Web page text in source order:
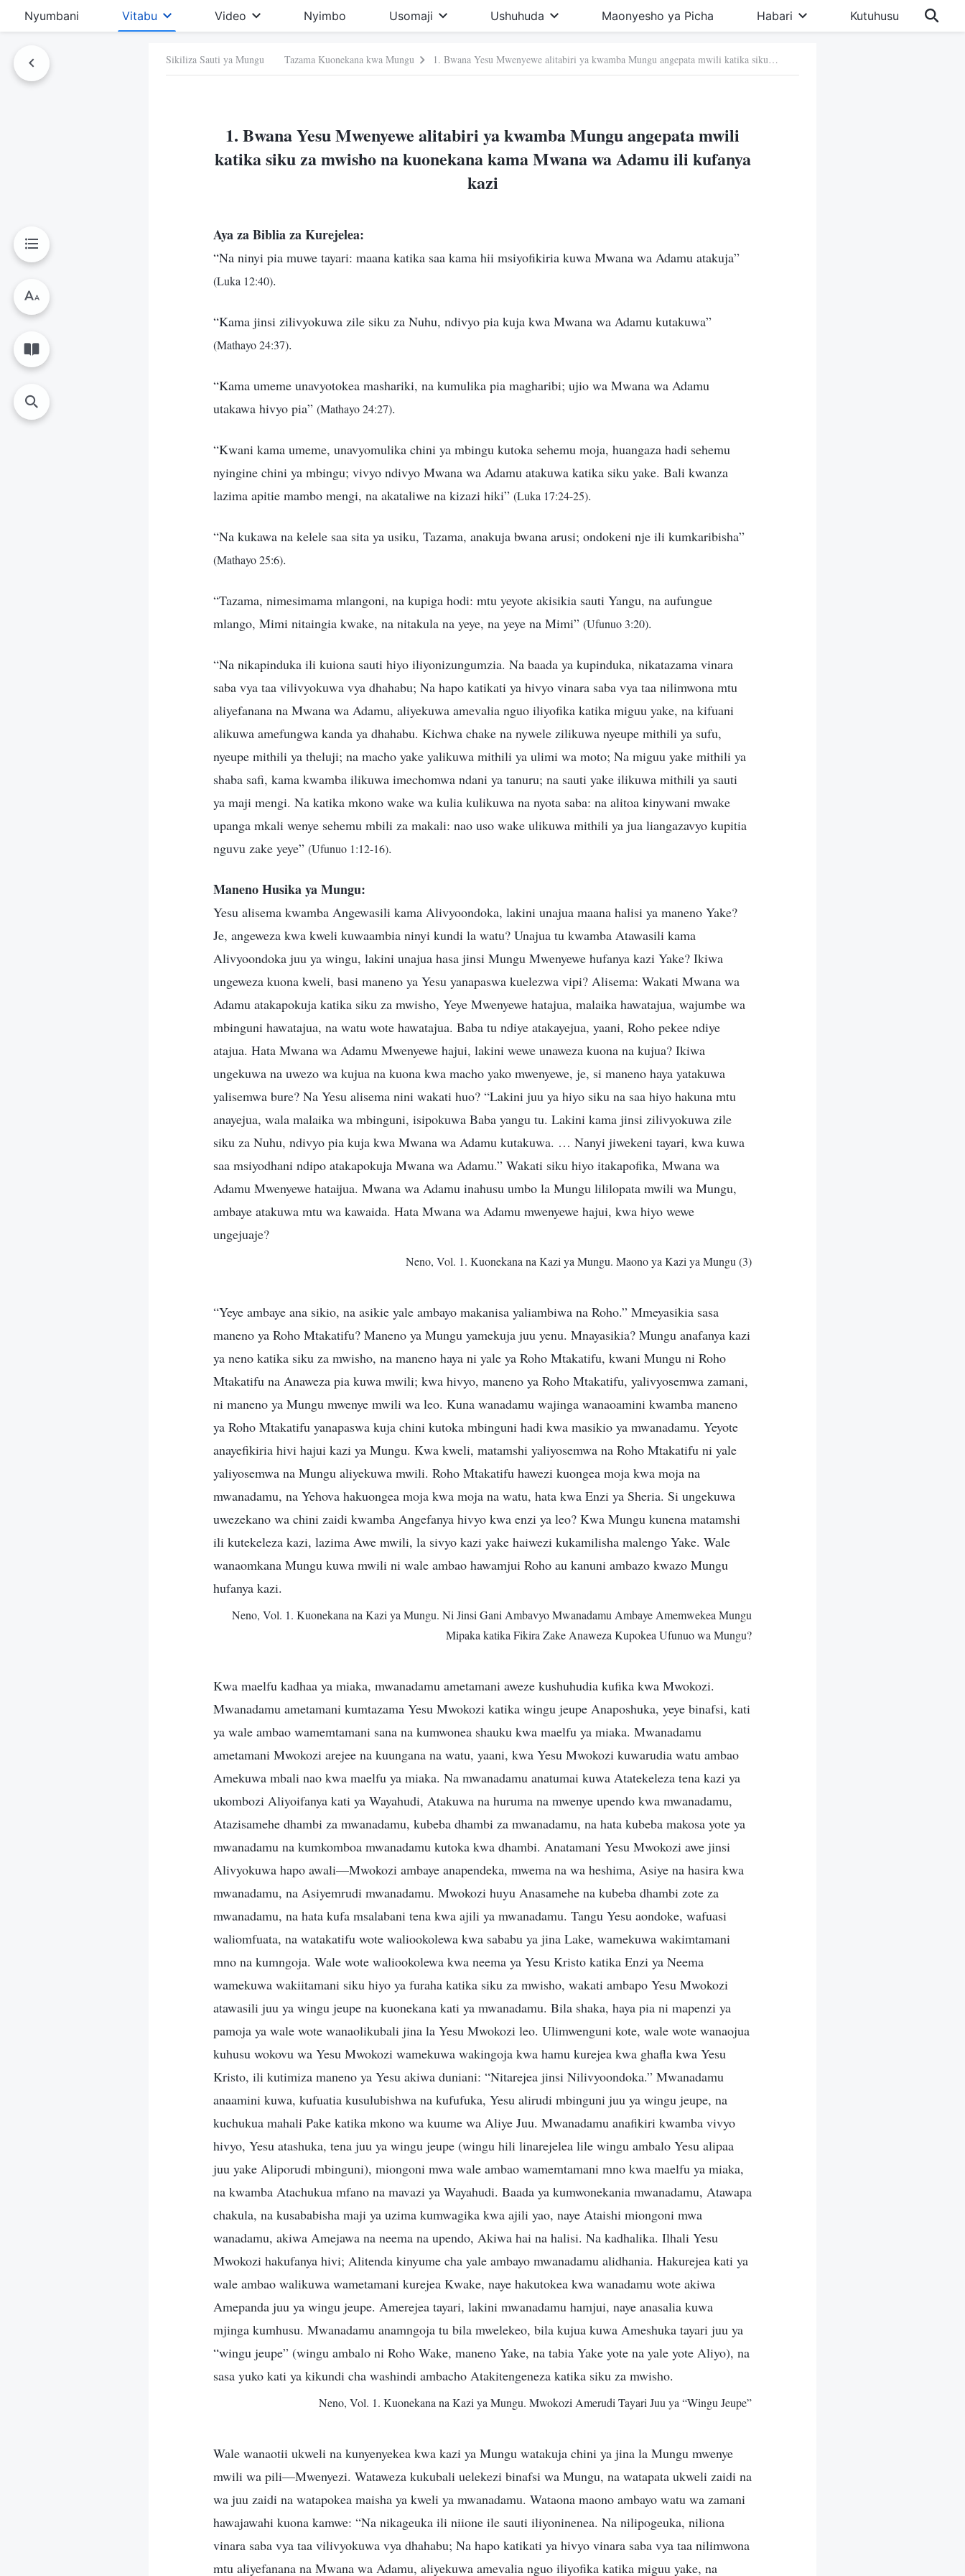
Nyumbani Vitabu Video Nyimbo Usomaji Ushuhuda Maonyesho ya Picha Habari Kutuhusu
Sikiliza Sauti ya Mungu Tazama Kuonekana kwa Mungu 1. Bwana Yesu Mwenyewe alitabiri ya kwamba Mungu angepata mwili katika siku za mwisho na kuonekana kama Mwana wa Adamu ili kufanya kazi
1. Bwana Yesu Mwenyewe alitabiri ya kwamba Mungu angepata mwili
katika siku za mwisho na kuonekana kama Mwana wa Adamu ili kufanya
kazi
Aya za Biblia za Kurejelea:
“Na ninyi pia muwe tayari: maana katika saa kama hii msiyofikiria kuwa Mwana wa Adamu atakuja”
(Luka 12:40).
“Kama jinsi zilivyokuwa zile siku za Nuhu, ndivyo pia kuja kwa Mwana wa Adamu kutakuwa”
(Mathayo 24:37).
“Kama umeme unavyotokea mashariki, na kumulika pia magharibi; ujio wa Mwana wa Adamu
utakawa hivyo pia” (Mathayo 24:27).
“Kwani kama umeme, unavyomulika chini ya mbingu kutoka sehemu moja, huangaza hadi sehemu
nyingine chini ya mbingu; vivyo ndivyo Mwana wa Adamu atakuwa katika siku yake. Bali kwanza
lazima apitie mambo mengi, na akataliwe na kizazi hiki” (Luka 17:24-25).
“Na kukawa na kelele saa sita ya usiku, Tazama, anakuja bwana arusi; ondokeni nje ili kumkaribisha”
(Mathayo 25:6).
“Tazama, nimesimama mlangoni, na kupiga hodi: mtu yeyote akisikia sauti Yangu, na aufungue
mlango, Mimi nitaingia kwake, na nitakula na yeye, na yeye na Mimi” (Ufunuo 3:20).
“Na nikapinduka ili kuiona sauti hiyo iliyonizungumzia. Na baada ya kupinduka, nikatazama vinara
saba vya taa vilivyokuwa vya dhahabu; Na hapo katikati ya hivyo vinara saba vya taa nilimwona mtu
aliyefanana na Mwana wa Adamu, aliyekuwa amevalia nguo iliyofika katika miguu yake, na kifuani
alikuwa amefungwa kanda ya dhahabu. Kichwa chake na nywele zilikuwa nyeupe mithili ya sufu,
nyeupe mithili ya theluji; na macho yake yalikuwa mithili ya ulimi wa moto; Na miguu yake mithili ya
shaba safi, kama kwamba ilikuwa imechomwa ndani ya tanuru; na sauti yake ilikuwa mithili ya sauti
ya maji mengi. Na katika mkono wake wa kulia kulikuwa na nyota saba: na alitoa kinywani mwake
upanga mkali wenye sehemu mbili za makali: nao uso wake ulikuwa mithili ya jua liangazavyo kupitia
nguvu zake yeye” (Ufunuo 1:12-16).
Maneno Husika ya Mungu:
Yesu alisema kwamba Angewasili kama Alivyoondoka, lakini unajua maana halisi ya maneno Yake?
Je, angeweza kwa kweli kuwaambia ninyi kundi la watu? Unajua tu kwamba Atawasili kama
Alivyoondoka juu ya wingu, lakini unajua hasa jinsi Mungu Mwenyewe hufanya kazi Yake? Ikiwa
ungeweza kuona kweli, basi maneno ya Yesu yanapaswa kuelezwa vipi? Alisema: Wakati Mwana wa
Adamu atakapokuja katika siku za mwisho, Yeye Mwenyewe hatajua, malaika hawatajua, wajumbe wa
mbinguni hawatajua, na watu wote hawatajua. Baba tu ndiye atakayejua, yaani, Roho pekee ndiye
atajua. Hata Mwana wa Adamu Mwenyewe hajui, lakini wewe unaweza kuona na kujua? Ikiwa
ungekuwa na uwezo wa kujua na kuona kwa macho yako mwenyewe, je, si maneno haya yatakuwa
yalisemwa bure? Na Yesu alisema nini wakati huo? “Lakini juu ya hiyo siku na saa hiyo hakuna mtu
anayejua, wala malaika wa mbinguni, isipokuwa Baba yangu tu. Lakini kama jinsi zilivyokuwa zile
siku za Nuhu, ndivyo pia kuja kwa Mwana wa Adamu kutakuwa. … Nanyi jiwekeni tayari, kwa kuwa
saa msiyodhani ndipo atakapokuja Mwana wa Adamu.” Wakati siku hiyo itakapofika, Mwana wa
Adamu Mwenyewe hataijua. Mwana wa Adamu inahusu umbo la Mungu lililopata mwili wa Mungu,
ambaye atakuwa mtu wa kawaida. Hata Mwana wa Adamu mwenyewe hajui, kwa hiyo wewe
ungejuaje?
Neno, Vol. 1. Kuonekana na Kazi ya Mungu. Maono ya Kazi ya Mungu (3)
“Yeye ambaye ana sikio, na asikie yale ambayo makanisa yaliambiwa na Roho.” Mmeyasikia sasa
maneno ya Roho Mtakatifu? Maneno ya Mungu yamekuja juu yenu. Mnayasikia? Mungu anafanya kazi
ya neno katika siku za mwisho, na maneno haya ni yale ya Roho Mtakatifu, kwani Mungu ni Roho
Mtakatifu na Anaweza pia kuwa mwili; kwa hivyo, maneno ya Roho Mtakatifu, yalivyosemwa zamani,
ni maneno ya Mungu mwenye mwili wa leo. Kuna wanadamu wajinga wanaoamini kwamba maneno
ya Roho Mtakatifu yanapaswa kuja chini kutoka mbinguni hadi kwa masikio ya mwanadamu. Yeyote
anayefikiria hivi hajui kazi ya Mungu. Kwa kweli, matamshi yaliyosemwa na Roho Mtakatifu ni yale
yaliyosemwa na Mungu aliyekuwa mwili. Roho Mtakatifu hawezi kuongea moja kwa moja na
mwanadamu, na Yehova hakuongea moja kwa moja na watu, hata kwa Enzi ya Sheria. Si ungekuwa
uwezekano wa chini zaidi kwamba Angefanya hivyo kwa enzi ya leo? Kwa Mungu kunena matamshi
ili kutekeleza kazi, lazima Awe mwili, la sivyo kazi yake haiwezi kukamilisha malengo Yake. Wale
wanaomkana Mungu kuwa mwili ni wale ambao hawamjui Roho au kanuni ambazo kwazo Mungu
hufanya kazi.
Neno, Vol. 1. Kuonekana na Kazi ya Mungu. Ni Jinsi Gani Ambavyo Mwanadamu Ambaye Amemwekea Mungu
Mipaka katika Fikira Zake Anaweza Kupokea Ufunuo wa Mungu?
Kwa maelfu kadhaa ya miaka, mwanadamu ametamani aweze kushuhudia kufika kwa Mwokozi.
Mwanadamu ametamani kumtazama Yesu Mwokozi katika wingu jeupe Anaposhuka, yeye binafsi, kati
ya wale ambao wamemtamani sana na kumwonea shauku kwa maelfu ya miaka. Mwanadamu
ametamani Mwokozi arejee na kuungana na watu, yaani, kwa Yesu Mwokozi kuwarudia watu ambao
Amekuwa mbali nao kwa maelfu ya miaka. Na mwanadamu anatumai kuwa Atatekeleza tena kazi ya
ukombozi Aliyoifanya kati ya Wayahudi, Atakuwa na huruma na mwenye upendo kwa mwanadamu,
Atazisamehe dhambi za mwanadamu, kubeba dhambi za mwanadamu, na hata kubeba makosa yote ya
mwanadamu na kumkomboa mwanadamu kutoka kwa dhambi. Anatamani Yesu Mwokozi awe jinsi
Alivyokuwa hapo awali—Mwokozi ambaye anapendeka, mwema na wa heshima, Asiye na hasira kwa
mwanadamu, na Asiyemrudi mwanadamu. Mwokozi huyu Anasamehe na kubeba dhambi zote za
mwanadamu, na hata kufa msalabani tena kwa ajili ya mwanadamu. Tangu Yesu aondoke, wafuasi
waliomfuata, na watakatifu wote waliookolewa kwa sababu ya jina Lake, wamekuwa wakimtamani
mno na kumngoja. Wale wote waliookolewa kwa neema ya Yesu Kristo katika Enzi ya Neema
wamekuwa wakiitamani siku hiyo ya furaha katika siku za mwisho, wakati ambapo Yesu Mwokozi
atawasili juu ya wingu jeupe na kuonekana kati ya mwanadamu. Bila shaka, haya pia ni mapenzi ya
pamoja ya wale wote wanaolikubali jina la Yesu Mwokozi leo. Ulimwenguni kote, wale wote wanaojua
kuhusu wokovu wa Yesu Mwokozi wamekuwa wakingoja kwa hamu kurejea kwa ghafla kwa Yesu
Kristo, ili kutimiza maneno ya Yesu akiwa duniani: “Nitarejea jinsi Nilivyoondoka.” Mwanadamu
anaamini kuwa, kufuatia kusulubishwa na kufufuka, Yesu alirudi mbinguni juu ya wingu jeupe, na
kuchukua mahali Pake katika mkono wa kuume wa Aliye Juu. Mwanadamu anafikiri kwamba vivyo
hivyo, Yesu atashuka, tena juu ya wingu jeupe (wingu hili linarejelea lile wingu ambalo Yesu alipaa
juu yake Aliporudi mbinguni), miongoni mwa wale ambao wamemtamani mno kwa maelfu ya miaka,
na kwamba Atachukua mfano na mavazi ya Wayahudi. Baada ya kumwonekania mwanadamu, Atawapa
chakula, na kusababisha maji ya uzima kumwagika kwa ajili yao, naye Ataishi miongoni mwa
wanadamu, akiwa Amejawa na neema na upendo, Akiwa hai na halisi. Na kadhalika. Ilhali Yesu
Mwokozi hakufanya hivi; Alitenda kinyume cha yale ambayo mwanadamu alidhania. Hakurejea kati ya
wale ambao walikuwa wametamani kurejea Kwake, naye hakutokea kwa wanadamu wote akiwa
Amepanda juu ya wingu jeupe. Amerejea tayari, lakini mwanadamu hamjui, naye anasalia kuwa
mjinga kumhusu. Mwanadamu anamngoja tu bila mwelekeo, bila kujua kuwa Ameshuka tayari juu ya
“wingu jeupe” (wingu ambalo ni Roho Wake, maneno Yake, na tabia Yake yote na yale yote Aliyo), na
sasa yuko kati ya kikundi cha washindi ambacho Atakitengeneza katika siku za mwisho.
Neno, Vol. 1. Kuonekana na Kazi ya Mungu. Mwokozi Amerudi Tayari Juu ya “Wingu Jeupe”
Wale wanaotii ukweli na kunyenyekea kwa kazi ya Mungu watakuja chini ya jina la Mungu mwenye
mwili wa pili—Mwenyezi. Wataweza kukubali uelekezi binafsi wa Mungu, na watapata ukweli zaidi na
wa juu zaidi na watapokea maisha ya kweli ya mwanadamu. Wataona maono ambayo watu wa zamani
hawajawahi kuona kamwe: “Na nikageuka ili niione ile sauti iliyoninenea. Na nilipogeuka, niliona
vinara saba vya taa vilivyokuwa vya dhahabu; Na hapo katikati ya hivyo vinara saba vya taa nilimwona
mtu aliyefanana na Mwana wa Adamu, aliyekuwa amevalia nguo iliyofika katika miguu yake, na